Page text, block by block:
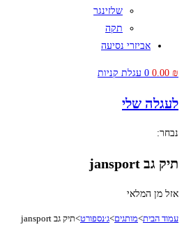
שלזינגר
תקה
אביזרי נסיעה
0.00 ₪
0 עגלת קניות
לעגלה שלי
נבחר:
תיק גב jansport
אזל מן המלאי
עמוד הבית>מותגים>ג׳נספורט>תיק גב jansport